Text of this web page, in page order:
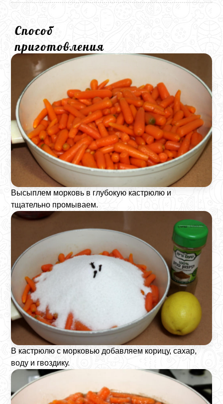
Способ
приготовления
Высыплем морковь в глубокую кастрюлю и
тщательно промываем.
В кастрюлю с морковью добавляем корицу, сахар,
воду и гвоздику.